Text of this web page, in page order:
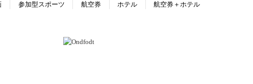
参加型スポーツ 航空券 ホテル 航空券＋ホテル